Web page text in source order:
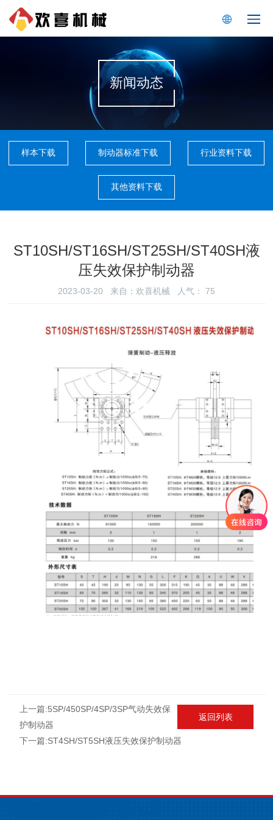
新闻动态
样本下载 制动器标准下载 行业资料下载
其他资料下载
ST10SH/ST16SH/ST25SH/ST40SH液
压失效保护制动器
2023-03-20 来自：欢喜机械 人气： 75
返回列表
上一篇:5SP/450SP/4SP/3SP气动失效保
护制动器
下一篇:ST4SH/ST5SH液压失效保护制动器